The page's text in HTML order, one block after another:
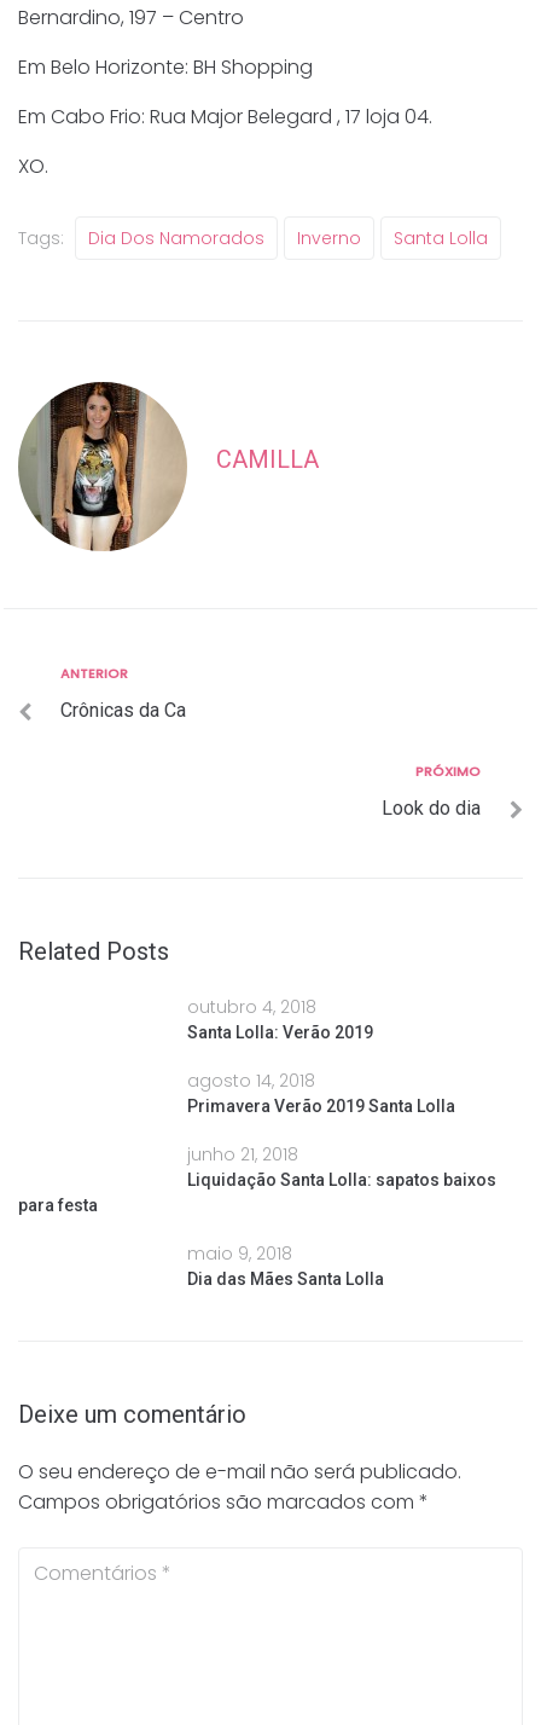
Bernardino, 197 – Centro
Em Belo Horizonte: BH Shopping
Em Cabo Frio: Rua Major Belegard , 17 loja 04.
XO.
Tags: Dia Dos Namorados Inverno Santa Lolla
CAMILLA
Navegação
de
Anterior
ANTERIOR
Crônicas da Ca
PRÓXIMO
Look do dia
Related Posts
outubro 4, 2018
Santa Lolla: Verão 2019
agosto 14, 2018
Primavera Verão 2019 Santa Lolla
junho 21, 2018
Liquidação Santa Lolla: sapatos baixos
para festa
maio 9, 2018
Dia das Mães Santa Lolla
Deixe um comentário
O seu endereço de e-mail não será publicado.
Campos obrigatórios são marcados com *